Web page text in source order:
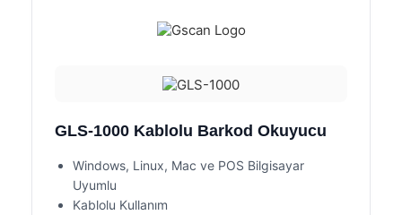
GLS-1000 Kablolu Barkod Okuyucu
Windows, Linux, Mac ve POS Bilgisayar
Uyumlu
Kablolu Kullanım